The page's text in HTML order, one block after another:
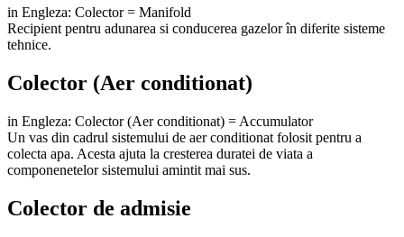
in Engleza: Colector = Manifold
Recipient pentru adunarea si conducerea gazelor în diferite sisteme
tehnice.
Colector (Aer conditionat)
in Engleza: Colector (Aer conditionat) = Accumulator
Un vas din cadrul sistemului de aer conditionat folosit pentru a
colecta apa. Acesta ajuta la cresterea duratei de viata a
componenetelor sistemului amintit mai sus.
Colector de admisie